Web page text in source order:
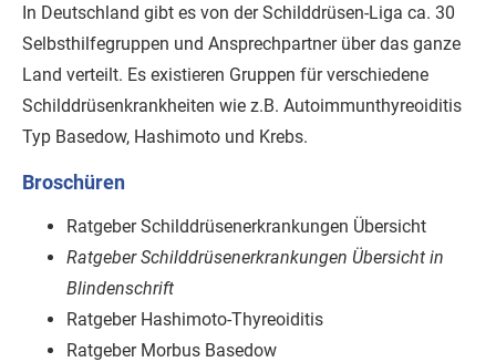
In Deutschland gibt es von der Schilddrüsen-Liga ca. 30
Selbsthilfegruppen und Ansprechpartner über das ganze
Land verteilt. Es existieren Gruppen für verschiedene
Schilddrüsenkrankheiten wie z.B. Autoimmunthyreoiditis
Typ Basedow, Hashimoto und Krebs.
Broschüren
Ratgeber Schilddrüsenerkrankungen Übersicht
Ratgeber Schilddrüsenerkrankungen Übersicht in
Blindenschrift
Ratgeber Hashimoto-Thyreoiditis
Ratgeber Morbus Basedow